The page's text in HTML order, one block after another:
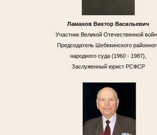
Ламанов Виктор Васильевич
Участник Великой Отечественной
Председатель Шебекинского
народного суда (1960 - 1987),
Заслуженный юрист РСФСР